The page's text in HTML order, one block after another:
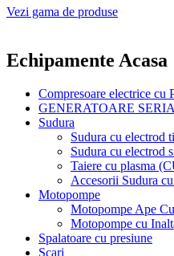
Vezi gama de produse
Echipamente Acasa
Compresoare electrice cu
GENERATOARE
Sudura
Sudura cu
Sudura cu electrod
Taiere cu plasma
Accesorii Sudura
Motopompe
Motopompe Ape
Motopompe cu
Spalatoare cu presiune
Scari